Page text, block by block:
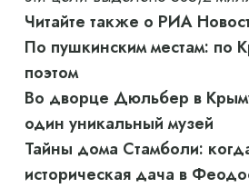
Читайте также о РИА
По пушкинским местам: по
поэтом
Во дворце Дюльбер в
один уникальный музей
Тайны дома Стамболи:
историческая дача в